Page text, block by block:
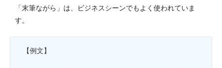
「末筆ながら」は、ビジネスシーンでもよく使われていま
す。
【例文】